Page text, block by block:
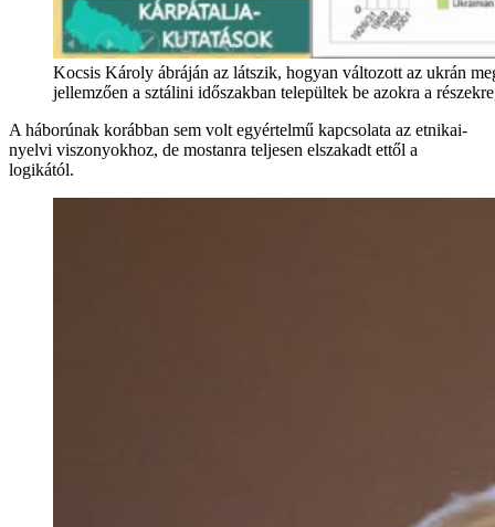
Kocsis Károly ábráján az látszik, hogyan változott az ukrán
jellemzően a sztálini időszakban települtek be azokra a
A háborúnak korábban sem volt egyértelmű kapcsolata az etnikai-
nyelvi viszonyokhoz, de mostanra teljesen elszakadt ettől a
logikától.